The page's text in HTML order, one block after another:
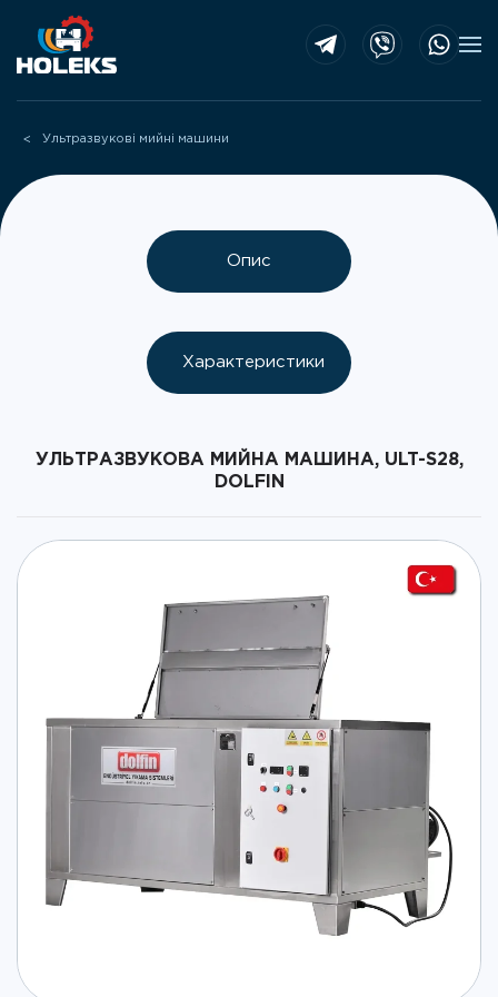
Skip to main content
Ультразвукові мийні машини
Опис
Характеристики
УЛЬТРАЗВУКОВА МИЙНА МАШИНА, ULT-S28,
DOLFIN